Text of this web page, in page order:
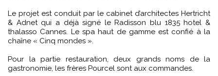
Le projet est conduit par le cabinet d’architectes Hertricht
& Adnet qui a déjà signé le Radisson blu 1835 hotel &
thalasso Cannes. Le spa haut de gamme est confié à la
chaîne « Cinq mondes ».
Pour la partie restauration, deux grands noms de la
gastronomie, les frères Pourcel sont aux commandes.